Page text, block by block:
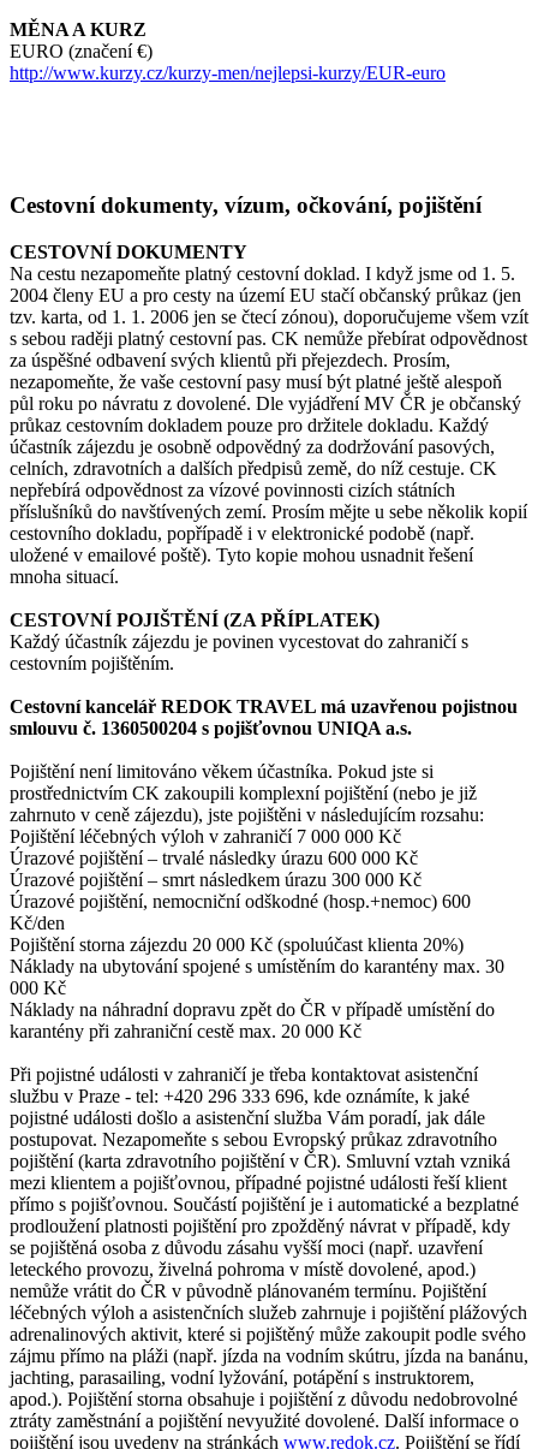
MĚNA A KURZ
EURO (značení €)
http://www.kurzy.cz/kurzy-men/nejlepsi-kurzy/EUR-euro
Cestovní dokumenty, vízum, očkování, pojištění
CESTOVNÍ DOKUMENTY
Na cestu nezapomeňte platný cestovní doklad. I když jsme od 1. 5.
2004 členy EU a pro cesty na území EU stačí občanský průkaz (jen
tzv. karta, od 1. 1. 2006 jen se čtecí zónou), doporučujeme všem vzít
s sebou raději platný cestovní pas. CK nemůže přebírat odpovědnost
za úspěšné odbavení svých klientů při přejezdech. Prosím,
nezapomeňte, že vaše cestovní pasy musí být platné ještě alespoň
půl roku po návratu z dovolené. Dle vyjádření MV ČR je občanský
průkaz cestovním dokladem pouze pro držitele dokladu. Každý
účastník zájezdu je osobně odpovědný za dodržování pasových,
celních, zdravotních a dalších předpisů země, do níž cestuje. CK
nepřebírá odpovědnost za vízové povinnosti cizích státních
příslušníků do navštívených zemí. Prosím mějte u sebe několik kopií
cestovního dokladu, popřípadě i v elektronické podobě (např.
uložené v emailové poště). Tyto kopie mohou usnadnit řešení
mnoha situací.
CESTOVNÍ POJIŠTĚNÍ (ZA PŘÍPLATEK)
Každý účastník zájezdu je povinen vycestovat do zahraničí s
cestovním pojištěním.
Cestovní kancelář REDOK TRAVEL má uzavřenou pojistnou
smlouvu č. 1360500204 s pojišťovnou UNIQA a.s.
Pojištění není limitováno věkem účastníka. Pokud jste si
prostřednictvím CK zakoupili komplexní pojištění (nebo je již
zahrnuto v ceně zájezdu), jste pojištěni v následujícím rozsahu:
Pojištění léčebných výloh v zahraničí 7 000 000 Kč
Úrazové pojištění – trvalé následky úrazu 600 000 Kč
Úrazové pojištění – smrt následkem úrazu 300 000 Kč
Úrazové pojištění, nemocniční odškodné (hosp.+nemoc) 600
Kč/den
Pojištění storna zájezdu 20 000 Kč (spoluúčast klienta 20%)
Náklady na ubytování spojené s umístěním do karantény max. 30
000 Kč
Náklady na náhradní dopravu zpět do ČR v případě umístění do
karantény při zahraniční cestě max. 20 000 Kč
Při pojistné události v zahraničí je třeba kontaktovat asistenční
službu v Praze - tel: +420 296 333 696, kde oznámíte, k jaké
pojistné události došlo a asistenční služba Vám poradí, jak dále
postupovat. Nezapomeňte s sebou Evropský průkaz zdravotního
pojištění (karta zdravotního pojištění v ČR). Smluvní vztah vzniká
mezi klientem a pojišťovnou, případné pojistné události řeší klient
přímo s pojišťovnou. Součástí pojištění je i automatické a bezplatné
prodloužení platnosti pojištění pro zpožděný návrat v případě, kdy
se pojištěná osoba z důvodu zásahu vyšší moci (např. uzavření
leteckého provozu, živelná pohroma v místě dovolené, apod.)
nemůže vrátit do ČR v původně plánovaném termínu. Pojištění
léčebných výloh a asistenčních služeb zahrnuje i pojištění plážových
adrenalinových aktivit, které si pojištěný může zakoupit podle svého
zájmu přímo na pláži (např. jízda na vodním skútru, jízda na banánu,
jachting, parasailing, vodní lyžování, potápění s instruktorem,
apod.). Pojištění storna obsahuje i pojištění z důvodu nedobrovolné
ztráty zaměstnání a pojištění nevyužité dovolené. Další informace o
pojištění jsou uvedeny na stránkách www.redok.cz. Pojištění se řídí